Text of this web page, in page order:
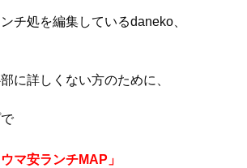
チ処を編集しているdaneko、
に詳しくない方のために、
マ安ランチMAP」